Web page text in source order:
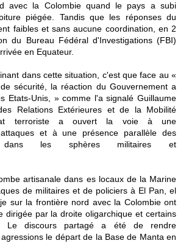
avec la Colombie quand le pays a subi
piégée. Tandis que les réponses du
faibles et sans aucune coordination, en 2
du Bureau Fédéral d'Investigations (FBI)
en Equateur.
dans cette situation, c'est que face au «
sécurité, la réaction du Gouvernement a
Etats-Unis, » comme l'a signalé Guillaume
Relations Extérieures et de la Mobilité
terroriste a ouvert la voie à une
et à une présence parallèle des
dans les sphères militaires et
artisanale dans es locaux de la Marine
de militaires et de policiers à El Pan, el
sur la frontière nord avec la Colombie ont
dirigée par la droite oligarchique et certains
Le discours partagé a été de rendre
le départ de la Base de Manta en